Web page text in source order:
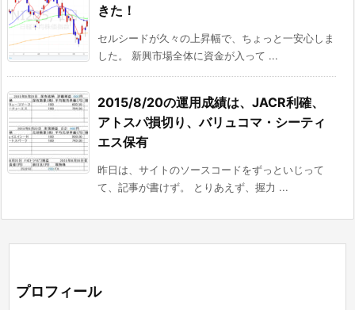
きた！
セルシードが久々の上昇幅で、ちょっと一安心しま
した。 新興市場全体に資金が入って ...
2015/8/20の運用成績は、JACR利確、
アトスパ損切り、バリュコマ・シーティ
エス保有
昨日は、サイトのソースコードをずっといじって
て、記事が書けず。 とりあえず、握力 ...
プロフィール